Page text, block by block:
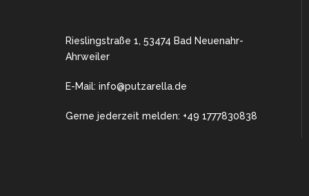
Rieslingstraße 1, 53474 Bad Neuenahr-
Ahrweiler
E-Mail: info@putzarella.de
Gerne jederzeit melden: +49 1777830838